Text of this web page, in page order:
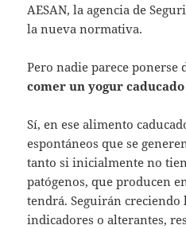
AESAN, la agencia de
la nueva normativa.
Pero nadie parece ponerse
comer un yogur
Sí, en ese alimento
espontáneos que se
tanto si inicialmente no
patógenos, que producen
tendrá. Seguirán creciendo
indicadores o alterantes,